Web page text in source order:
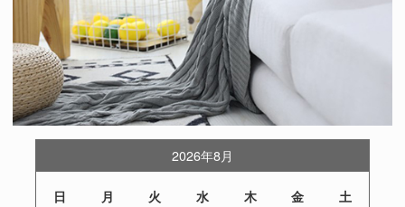
2026年8月
日 月 火 水 木 金 土